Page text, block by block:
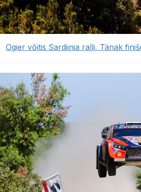
Ogier võitis Sardiinia ralli, Tänak